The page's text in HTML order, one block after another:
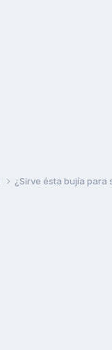
¿Sirve ésta bujía para